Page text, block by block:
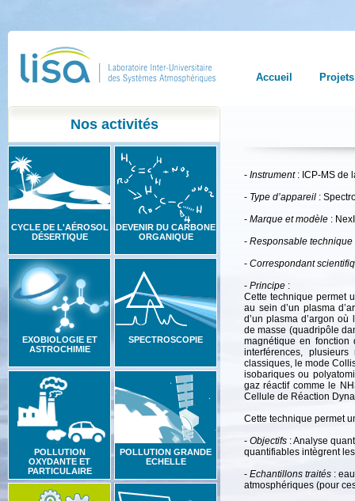
Accueil Projets
Nos activités
CYCLE DE L'AÉROSOL
DÉSERTIQUE
DEVENIR DU CARBONE
ORGANIQUE
EXOBIOLOGIE ET
ASTROCHIMIE
SPECTROSCOPIE
POLLUTION
OXYDANTE ET
PARTICULAIRE
POLLUTION GRANDE
ECHELLE
- Instrument: ICP-MS de
- Type d’appareil :
- Marque et modèle :
- Responsable technique
- Correspondant
- Principe :
Cette technique permet
au sein d’un plasma
d’un plasma d’argon
de masse (quadripôle
magnétique en
interférences,
classiques, le mode
isobariques ou
gaz réactif comme le
Cellule de Réaction
Cette technique permet
- Objectifs : Analyse
quantifiables intègrent
- Echantillons traités :
atmosphériques (pour